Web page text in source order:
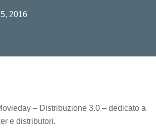
2016
– Distribuzione 3.0 – dedicato a
e distributori.